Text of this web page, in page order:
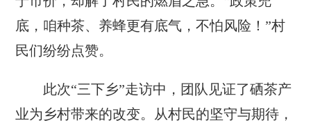
底，咱种茶、养蜂更有底气，不怕风险！”村
民们纷纷点赞。
此次“三下乡”走访中，团队见证了硒茶产
业为乡村带来的改变。从村民的坚守与期待，